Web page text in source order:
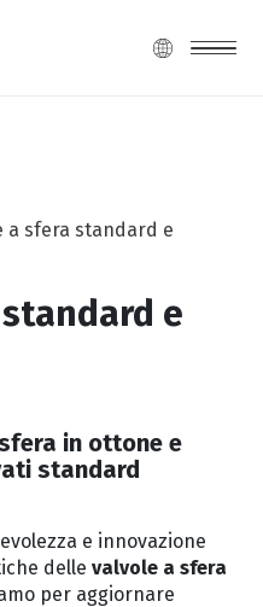
a sfera standard e
e
in ottone e
standard
e innovazione
dellevalvole a sfera
per aggiornare